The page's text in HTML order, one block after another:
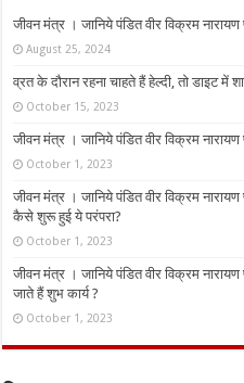
जीवन मंत्र । जानिये पंडित वीर विक्रम
August 25, 2024
व्रत के दौरान रहना चाहते हैं हेल्दी, तो डाइट
October 15, 2023
जीवन मंत्र । जानिये पंडित वीर विक्रम
October 1, 2023
जीवन मंत्र । जानिये पंडित वीर विक्रम
कैसे शुरू हुई ये परंपरा?
October 1, 2023
जीवन मंत्र । जानिये पंडित वीर विक्रम
जाते हैं शुभ कार्य ?
October 1, 2023